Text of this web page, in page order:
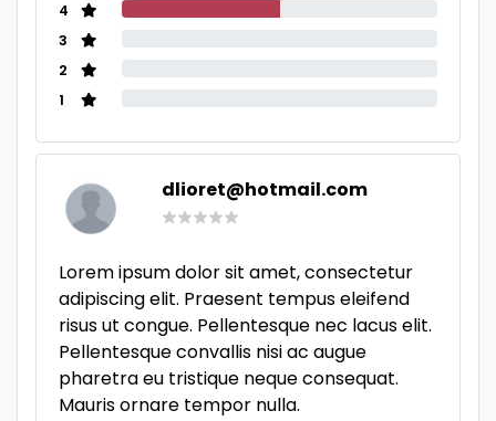
4
3
2
1
dlioret@hotmail.com
Lorem ipsum dolor sit amet, consectetur
adipiscing elit. Praesent tempus eleifend
risus ut congue. Pellentesque nec lacus elit.
Pellentesque convallis nisi ac augue
pharetra eu tristique neque consequat.
Mauris ornare tempor nulla.